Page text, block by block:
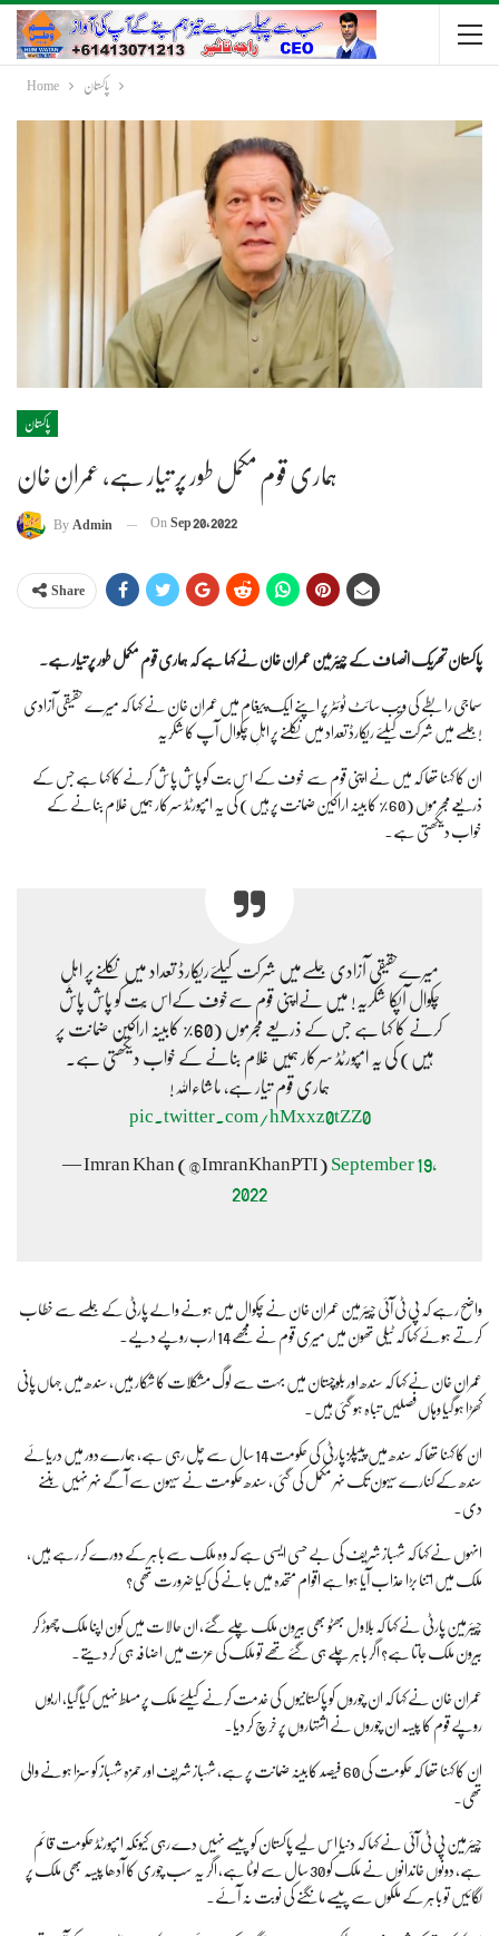
Home پاکستان
پاکستان
ہماری قوم مکمل طور پر تیار ہے، عمران خان
ByAdmin OnSep 20, 2022
Share
پاکستان تحریک انصاف کے چیئرمین عمران خان نے کہا ہے کہ ہماری قوم مکمل طور پر تیار ہے۔
سماجی رابطے کی ویب سائٹ ٹوئٹر پر اپنے ایک پیغام میں عمران خان نے کہا کہ میرے حقیقی آزادی
جلسے میں شرکت کیلئے ریکارڈ تعداد میں نکلنے پر اہلِ چکوال آپ کا شکریہ!
ان کا کہنا تھا کہ میں نے اپنی قوم سے خوف کے اس بُت کو پاش پاش کرنے کا کہا ہے جس کے
ذریعے مجرموں (60% کابینہ اراکین ضمانت پر ہیں) کی یہ امپورٹڈ سرکار ہمیں غلام بنانے کے
خواب دیکھتی ہے۔
میرےحقیقی آزادی جلسےمیں شرکت کیلئےریکارڈ تعداد میں نکلنےپر اہلِ
چکوال آپکا شکریہ! میں نےاپنی قوم سےخوف کےاس بُت کو پاش پاش
کرنے کا کہا ہے جس کے ذریعے مجرموں (60% کابینہ اراکین ضمانت پر
ہیں) کی یہ امپورٹڈ سرکار ہمیں غلام بنانے کے خواب دیکھتی ہے۔
ہماری قوم تیار ہے، ماشاءاللہ!
pic.twitter.com/hMxxz0tZZ0
— Imran Khan (@ImranKhanPTI)September 19,
2022
واضح رہے کہ پی ٹی آئی چیئرمین عمران خان نے چکوال میں ہونے والے پارٹی کے جلسے سے خطاب
کرتے ہوئے کہا کہ ٹیلی تھون میں میری قوم نے مجھے 14 ارب روپے دیے۔
عمران خان نے کہا کہ سندھ اور بلوچستان میں بہت سے لوگ مشکلات کا شکار ہیں، سندھ میں جہاں پانی
کھڑا ہو گیا وہاں فصلیں تباہ ہو گئی ہیں۔
ان کا کہنا تھا کہ سندھ میں پیپلز پارٹی کی حکومت 14 سال سے چل رہی ہے، ہمارے دور میں دریائے
سندھ کے کنارے سیہون تک نہر مکمل کی گئی، سندھ حکومت نے سیہون سے آگے نہر نہیں بننے
دی۔
انہوں نے کہا کہ شہباز شریف کی بے حسی ایسی ہے کہ وہ ملک سے باہر کے دورے کر رہے ہیں،
ملک میں اتنا بڑا عذاب آیا ہوا ہے اقوام متحدہ میں جانے کی کیا ضرورت تھی؟
چیئرمین پارٹی نے کہا کہ بلاول بھٹو بھی بیرون ملک چلے گئے، ان حالات میں کون اپنا ملک چھوڑ کر
بیرون ملک جاتا ہے؟ اگر باہر چلے ہی گئے تھے تو ملک کی عزت میں اضافہ ہی کر دیتے۔
عمران خان نے کہا کہ ان چوروں کو پاکستانیوں کی خدمت کرنے کیلئے ملک پر مسلط نہیں کیا گیا، اربوں
روپے قوم کا پیسہ ان چوروں نے اشتہاروں پر خرچ کر دیا۔
ان کا کہنا تھا کہ حکومت کی 60 فیصد کابینہ ضمانت پر ہے، شہباز شریف اور حمزہ شہباز کو سزا ہونے والی
تھی۔
چیئرمین پی ٹی آئی نے کہا کہ دنیا اس لیے پاکستان کو پیسے نہیں دے رہی کیونکہ امپورٹڈ حکومت قائم
ہے، دونوں خاندانوں نے ملک کو 30 سال سے لوٹا ہے، اگر یہ سب چوری کا آدھا پیسہ بھی ملک پر
لگائیں تو باہر کے ملکوں سے پیسے مانگنے کی نوبت نہ آئے۔